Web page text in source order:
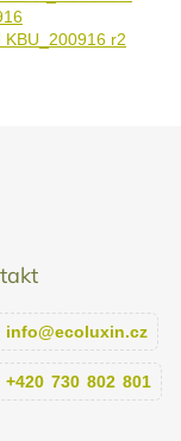
KBU_200916 r2
info@ecoluxin.cz
+420 730 802 801